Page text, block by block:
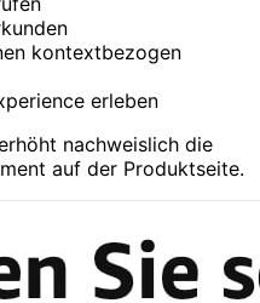
kontextbezogen
erleben
nachweislich die
auf der Produktseite.